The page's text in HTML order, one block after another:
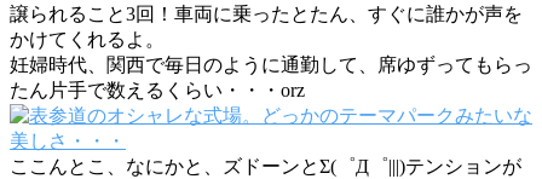
譲られること3回！車両に乗ったとたん、すぐに誰かが声を
かけてくれるよ。
妊婦時代、関西で毎日のように通勤して、席ゆずってもらっ
たん片手で数えるくらい・・・orz
ここんとこ、なにかと、ズドーンとΣ(゜Д゜|||)テンションが